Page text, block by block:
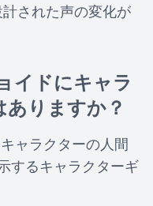
された声の変化が
イドにキャラ
りますか？
ャラクターの人間
するキャラクターギ